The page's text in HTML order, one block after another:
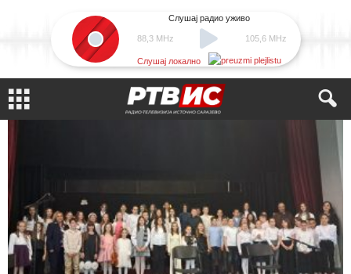
88,3 MHz
Слушај радио уживо
105,6 MHz
Слушај локално